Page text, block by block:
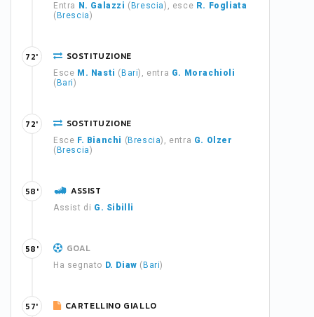
Entra N. Galazzi ( Brescia), esce R. Fogliata
( Brescia)
SOSTITUZIONE
Esce M. Nasti ( Bari), entra G. Morachioli
( Bari)
72'
SOSTITUZIONE
Esce F. Bianchi ( Brescia), entra G. Olzer
( Brescia)
72'
ASSIST
Assist di G. Sibilli
58'
GOAL
Ha segnato D. Diaw ( Bari)
58'
CARTELLINO GIALLO
57'